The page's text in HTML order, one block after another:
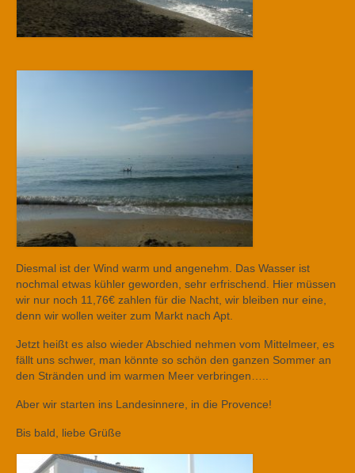
Diesmal ist der Wind warm und angenehm. Das Wasser ist
nochmal etwas kühler geworden, sehr erfrischend. Hier müssen
wir nur noch 11,76€ zahlen für die Nacht, wir bleiben nur eine,
denn wir wollen weiter zum Markt nach Apt.
Jetzt heißt es also wieder Abschied nehmen vom Mittelmeer, es
fällt uns schwer, man könnte so schön den ganzen Sommer an
den Stränden und im warmen Meer verbringen…..
Aber wir starten ins Landesinnere, in die Provence!
Bis bald, liebe Grüße